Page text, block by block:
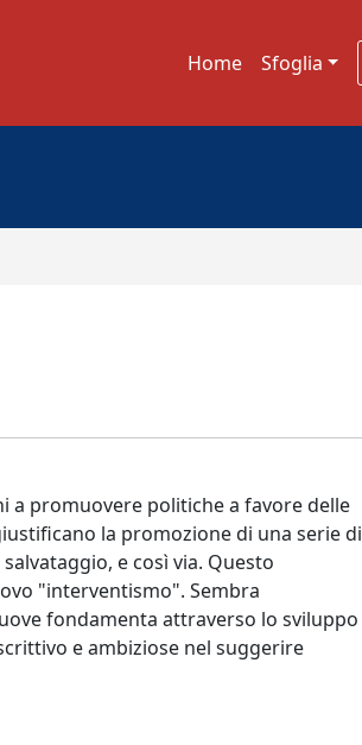
Home Sfoglia
promuovere politiche a favore delle
la promozione di una serie di
e così via. Questo
"interventismo". Sembra
fondamenta attraverso lo sviluppo
e ambiziose nel suggerire